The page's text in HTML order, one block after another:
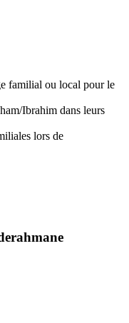
familial ou local pour le
Ibrahim dans leurs
lors de